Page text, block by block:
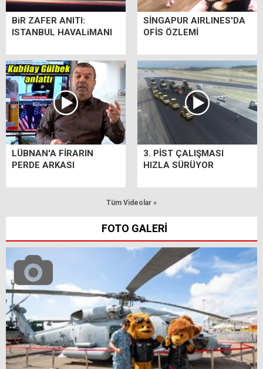
BiR ZAFER ANITI:
ISTANBUL HAVALiMANI
SİNGAPUR AIRLINES'DA
OFİS ÖZLEMİ
LÜBNAN'A FİRARIN
PERDE ARKASI
3. PİST ÇALIŞMASI
HIZLA SÜRÜYOR
Tüm Videolar »
FOTO GALERİ